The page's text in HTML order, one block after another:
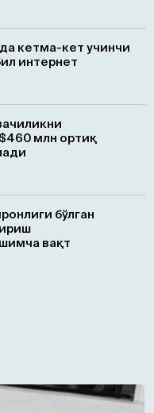
кетма-кет учинчи
интернет
млн ортиқ
бўлган
вақт